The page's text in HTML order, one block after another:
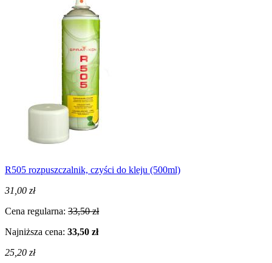
R505 rozpuszczalnik, czyści do kleju (500ml)
31,00 zł
Cena regularna: 33,50 zł
Najniższa cena: 33,50 zł
25,20 zł